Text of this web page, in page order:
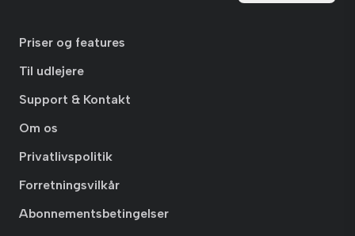
Priser og features
Til udlejere
Support & Kontakt
Om os
Privatlivspolitik
Forretningsvilkår
Abonnementsbetingelser